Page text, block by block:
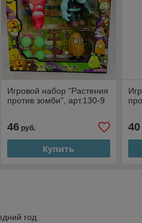
Игровой набор "Растения
против зомби", арт.130-9
46руб.
Купить
40
год